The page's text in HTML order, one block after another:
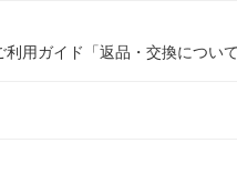
利用ガイド「返品・交換につい